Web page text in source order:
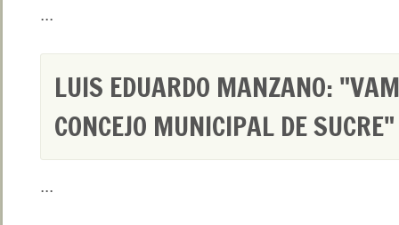
...
LUIS EDUARDO MANZANO:
CONCEJO MUNICIPAL DE SUCRE"
...